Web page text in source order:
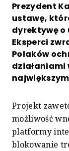
Prezydent
ustawę,
dyrektywę o
Eksperci
Polaków
działaniami
Projekt
możliwość
platformy
blokowanie